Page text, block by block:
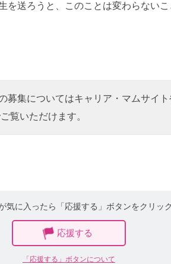
を送ろうと、このことは変わらないこ
募集についてはキャリア・マムサイ
覧いただけます。
気に入ったら「応援する」ボタンをクリック
応援する
「応援する」ボタンについて